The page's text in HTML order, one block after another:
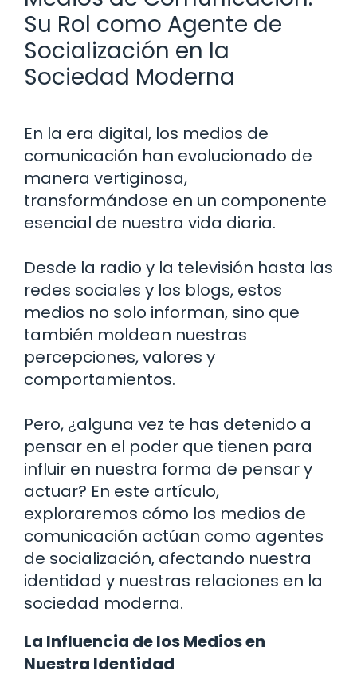
Su Rol como Agente de
Socialización en la
Sociedad Moderna
En la era digital, los medios de
comunicación han evolucionado de
manera vertiginosa,
transformándose en un componente
esencial de nuestra vida diaria.
Desde la radio y la televisión hasta las
redes sociales y los blogs, estos
medios no solo informan, sino que
también moldean nuestras
percepciones, valores y
comportamientos.
Pero, ¿alguna vez te has detenido a
pensar en el poder que tienen para
influir en nuestra forma de pensar y
actuar? En este artículo,
exploraremos cómo los medios de
comunicación actúan como agentes
de socialización, afectando nuestra
identidad y nuestras relaciones en la
sociedad moderna.
La Influencia de los Medios en
Nuestra Identidad